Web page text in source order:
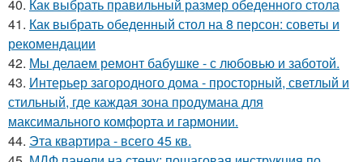
40. Как выбрать правильный размер обеденного стола
41. Как выбрать обеденный стол на 8 персон: советы и
рекомендации
42. Мы делаем ремонт бабушке - с любовью и заботой.
43. Интерьер загородного дома - просторный, светлый и
стильный, где каждая зона продумана для
максимального комфорта и гармонии.
44. Эта квартира - всего 45 кв.